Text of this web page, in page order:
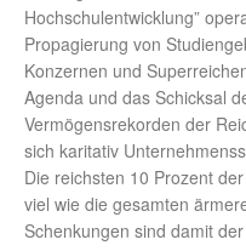
Hochschulentwicklung”
Propagierung von
Konzernen und
Agenda und das Schicksal
Vermögensrekorden der
sich karitativ
Die reichsten 10 Prozent
viel wie die gesamten
Schenkungen sind damit